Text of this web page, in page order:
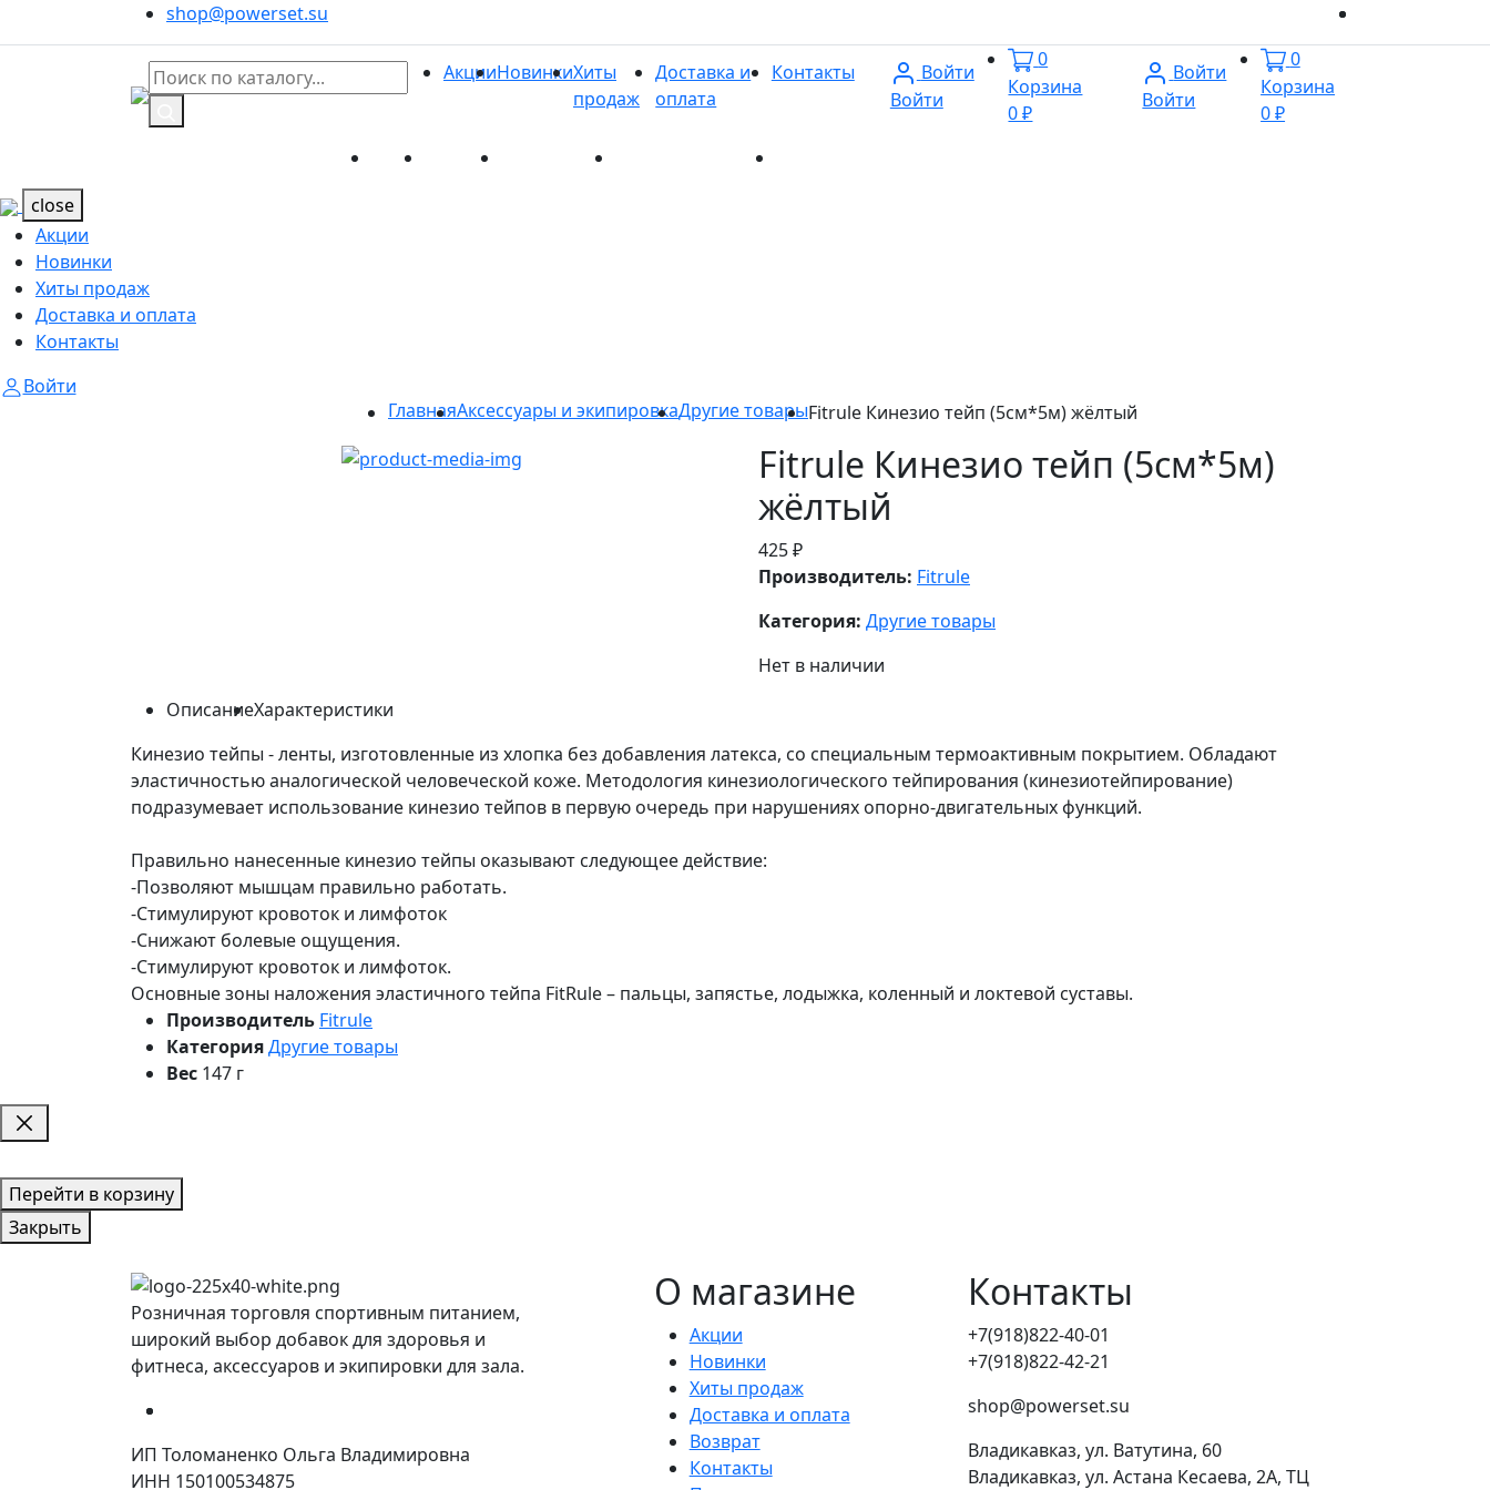
shop@powerset.su
АкцииНовинкиХиты
продаж
Доставка и
оплата
Контакты
Войти
Войти
0
Корзина
0 ₽
Войти
Войти
0
Корзина
0 ₽
Акции Новинки Хиты продаж Доставка и оплата
close
Акции
Новинки
Хиты продаж
Доставка и оплата
Контакты
Войти
ГлавнаяАксессуары и экипировкаДругие товарыFitrule Кинезио тейп (5см*5м) жёлтый
Fitrule Кинезио тейп (5см*5м)
жёлтый
425 ₽
Производитель: Fitrule
Категория: Другие товары
Нет в наличии
ОписаниеХарактеристики
Кинезио тейпы - ленты, изготовленные из хлопка без добавления латекса, со специальным термоактивным покрытием. Обладают
эластичностью аналогической человеческой коже. Методология кинезиологического тейпирования (кинезиотейпирование)
подразумевает использование кинезио тейпов в первую очередь при нарушениях опорно-двигательных функций.
Правильно нанесенные кинезио тейпы оказывают следующее действие:
-Позволяют мышцам правильно работать.
-Стимулируют кровоток и лимфоток
-Снижают болевые ощущения.
-Стимулируют кровоток и лимфоток.
Основные зоны наложения эластичного тейпа FitRule – пальцы, запястье, лодыжка, коленный и локтевой суставы.
Производитель Fitrule
КатегорияДругие товары
Вес 147 г
Перейти в корзину
Закрыть
Розничная торговля спортивным питанием,
широкий выбор добавок для здоровья и
фитнеса, аксессуаров и экипировки для зала.
ИП Толоманенко Ольга Владимировна
ИНН 150100534875
О магазине
Акции
Новинки
Хиты продаж
Доставка и оплата
Возврат
Контакты
Контакты
+7(918)822-40-01
+7(918)822-42-21
shop@powerset.su
Владикавказ, ул. Ватутина, 60
Владикавказ, ул. Астана Кесаева, 2А, ТЦ